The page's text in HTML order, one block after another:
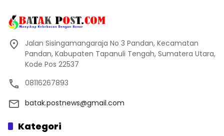
Jalan Sisingamangaraja No 3 Pandan, Kecamatan
Pandan, Kabupaten Tapanuli Tengah, Sumatera Utara,
Kode Pos 22537
08116267893
batak.postnews@gmail.com
Kategori